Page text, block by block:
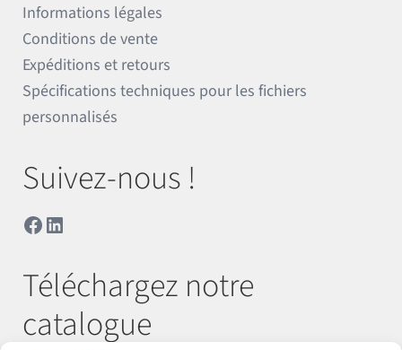
Informations légales
Conditions de vente
Expéditions et retours
Spécifications techniques pour les fichiers
personnalisés
Suivez-nous !
Facebook
LinkedIn
Téléchargez notre
catalogue